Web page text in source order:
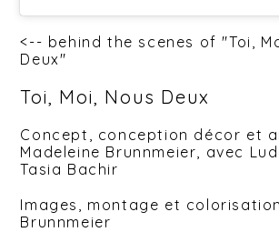
<-- behind the scenes of "Toi,
Deux"
Toi, Moi, Nous Deux
Concept, conception décor et
Madeleine Brunnmeier, avec
Tasia Bachir
Images, montage et
Brunnmeier